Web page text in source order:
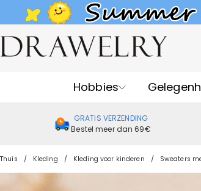
Hobbies
GRATIS VERZENDING
Bestel meer dan 69€
Thuis Kleding Kleding voor kinderen Sweaters